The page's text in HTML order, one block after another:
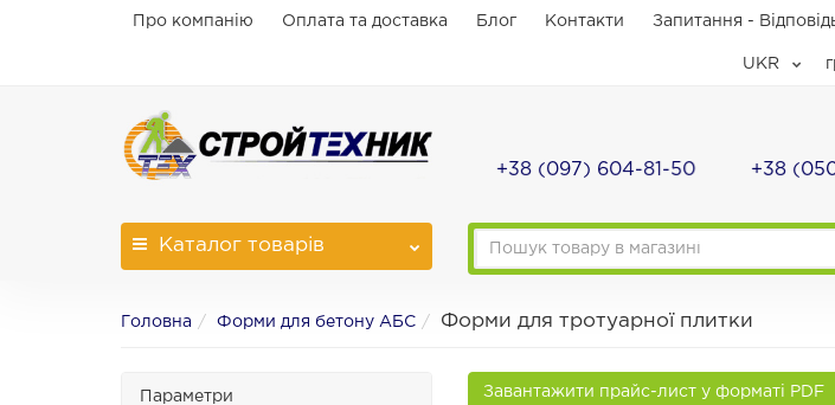
Про компанію Оплата та доставка Блог Контакти Запитання -
UKR
+38 (097) 604-81-50 +38
Каталог товарів
Головна Форми для бетону АБС Форми для тротуарної плитки
Параметри Завантажити прайс-лист у форматі PDF